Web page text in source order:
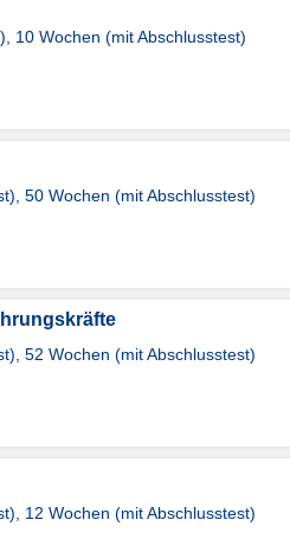
10 Wochen (mit Abschlusstest)
50 Wochen (mit Abschlusstest)
52 Wochen (mit Abschlusstest)
12 Wochen (mit Abschlusstest)